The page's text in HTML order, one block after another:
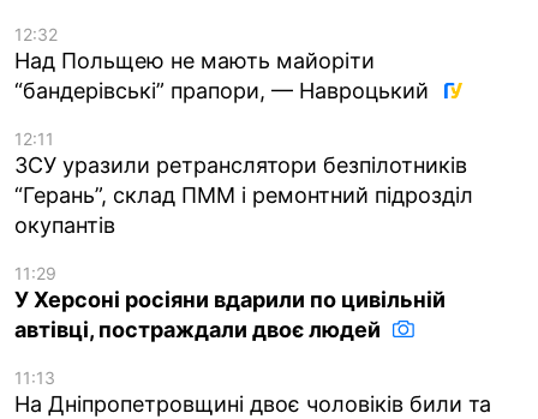
12:32
Над Польщею не мають майоріти
“бандерівські” прапори, — Навроцький
12:11
ЗСУ уразили ретранслятори безпілотників
“Герань”, склад ПММ і ремонтний підрозділ
окупантів
11:29
У Херсоні росіяни вдарили по цивільній
автівці, постраждали двоє людей
11:13
На Дніпропетровщині двоє чоловіків били та